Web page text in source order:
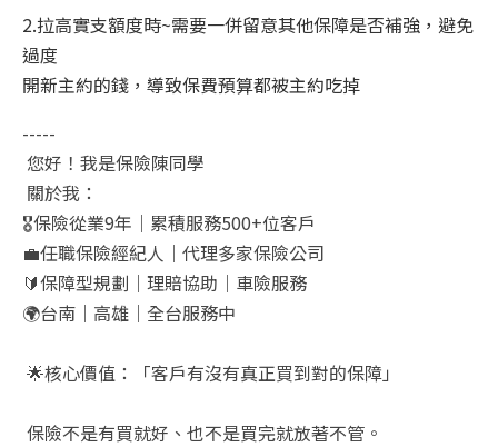
2.拉高實支額度時~需要一併留意其他保障是否補強，避免
過度
開新主約的錢，導致保費預算都被主約吃掉
-----
您好！我是保險陳同學
關於我：
🎖️保險從業9年｜累積服務500+位客戶
💼任職保險經紀人｜代理多家保險公司
🔰保障型規劃｜理賠協助｜車險服務
🌍台南｜高雄｜全台服務中
🌟核心價值：「客戶有沒有真正買到對的保障」
保險不是有買就好、也不是買完就放著不管。